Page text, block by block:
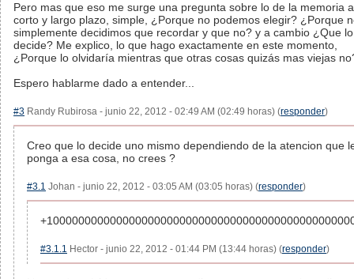
Pero mas que eso me surge una pregunta sobre lo de la memoria a
corto y largo plazo, simple, ¿Porque no podemos elegir? ¿Porque
simplemente decidimos que recordar y que no? y a cambio ¿Que lo
decide? Me explico, lo que hago exactamente en este momento,
¿Porque lo olvidaría mientras que otras cosas quizás mas viejas
Espero hablarme dado a entender...
#3 Randy Rubirosa - junio 22, 2012 - 02:49 AM (02:49 horas) (responder)
Creo que lo decide uno mismo dependiendo de la atencion que
ponga a esa cosa, no crees ?
#3.1 Johan - junio 22, 2012 - 03:05 AM (03:05 horas) (responder)
#3.1.1 Hector - junio 22, 2012 - 01:44 PM (13:44 horas) (responder)